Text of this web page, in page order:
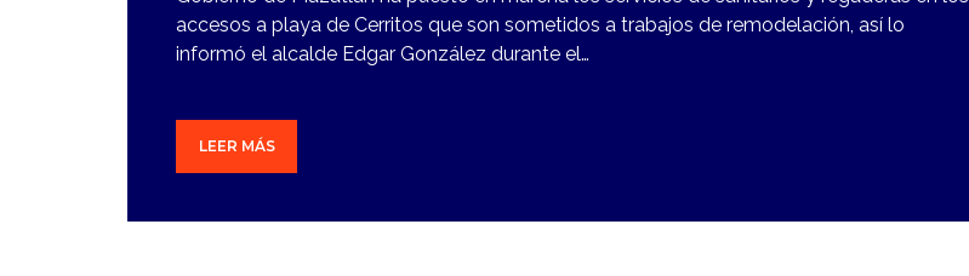
accesos a playa de Cerritos que son sometidos a trabajos de remodelación, así lo
informó el alcalde Edgar González durante el…
LEER MÁS